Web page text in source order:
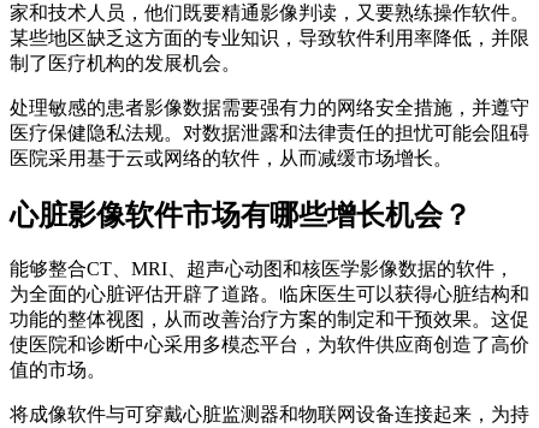
家和技术人员，他们既要精通影像判读，又要熟练操作软件。
某些地区缺乏这方面的专业知识，导致软件利用率降低，并限
制了医疗机构的发展机会。
处理敏感的患者影像数据需要强有力的网络安全措施，并遵守
医疗保健隐私法规。对数据泄露和法律责任的担忧可能会阻碍
医院采用基于云或网络的软件，从而减缓市场增长。
心脏影像软件市场有哪些增长机会？
能够整合CT、MRI、超声心动图和核医学影像数据的软件，
为全面的心脏评估开辟了道路。临床医生可以获得心脏结构和
功能的整体视图，从而改善治疗方案的制定和干预效果。这促
使医院和诊断中心采用多模态平台，为软件供应商创造了高价
值的市场。
将成像软件与可穿戴心脏监测器和物联网设备连接起来，为持